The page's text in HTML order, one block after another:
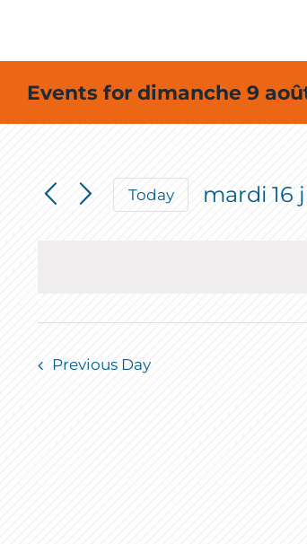
Events for dimanche 9
Today
mardi 16
Select
date.
Previous Day